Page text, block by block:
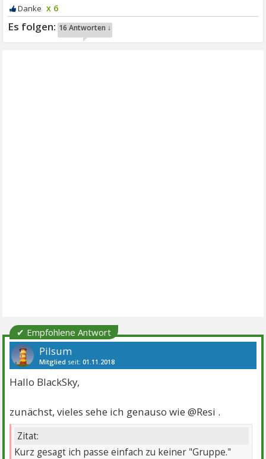
x 6
16 Antworten ↓
✔ Empfohlene Antwort
Pilsum
Mitglied seit:01.11.2018
Hallo BlackSky,
zunächst, vieles sehe ich genauso wie @Resi .
Zitat:
Kurz gesagt ich passe einfach zu keiner "Gruppe."